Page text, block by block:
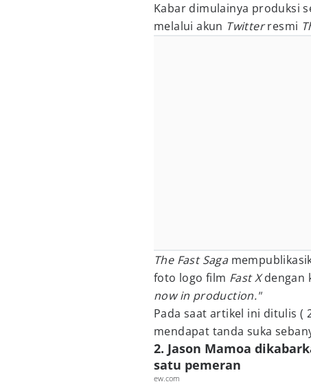
Kabar dimulainya produksi
melalui akun Twitterresmi
The Fast Saga
foto logo film Fast Xdengan
now in production."
Pada saat artikel ini ditulis (
mendapat tanda suka
2. Jason Mamoa
satu pemeran
ew.com